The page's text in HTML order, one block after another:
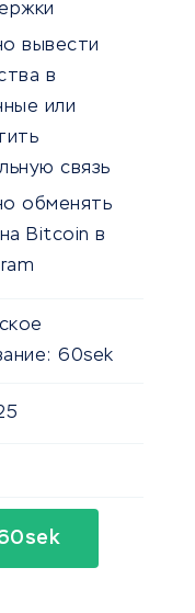
вывести
в
или
связь
обменять
Bitcoin в
60sek